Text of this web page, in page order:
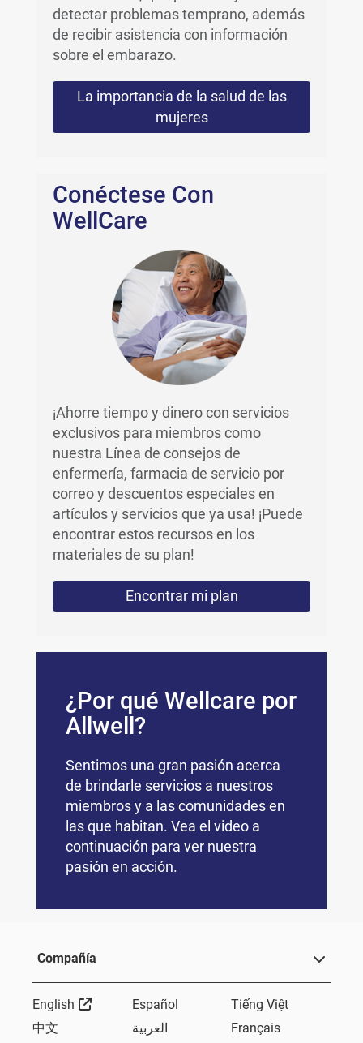
detectar problemas temprano, además
de recibir asistencia con información
sobre el embarazo.
La importancia de la salud de las
mujeres
Conéctese Con
WellCare
¡Ahorre tiempo y dinero con servicios
exclusivos para miembros como
nuestra Línea de consejos de
enfermería, farmacia de servicio por
correo y descuentos especiales en
artículos y servicios que ya usa! ¡Puede
encontrar estos recursos en los
materiales de su plan!
Encontrar mi plan
¿Por qué Wellcare por
Allwell?
Sentimos una gran pasión acerca
de brindarle servicios a nuestros
miembros y a las comunidades en
las que habitan. Vea el video a
continuación para ver nuestra
pasión en acción.
Compañía
English External Link
Español
Tiếng Việt
中文
العربية
Français